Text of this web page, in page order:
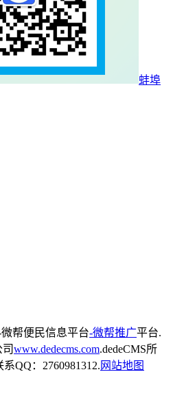
蚌埠
帮便民信息平台-微帮推广平台.
www.dedecms.com.dedeCMS所
系QQ：2760981312. 网站地图